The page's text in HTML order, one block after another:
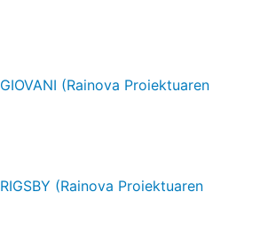
GIOVANI (Rainova Proiektuaren
RIGSBY (Rainova Proiektuaren